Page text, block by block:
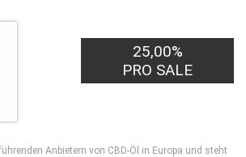
25,00%
PRO SALE
Anbietern von CBD-Öl in Europa und steht